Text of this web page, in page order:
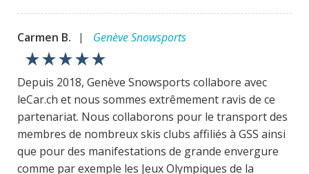
Carmen B. | Genève Snowsports
star_ratestar_ratestar_ratestar_ratestar_rate
Depuis 2018, Genève Snowsports collabore avec
leCar.ch et nous sommes extrêmement ravis de ce
partenariat. Nous collaborons pour le transport des
membres de nombreux skis clubs affiliés à GSS ainsi
que pour des manifestations de grande envergure
comme par exemple les Jeux Olympiques de la